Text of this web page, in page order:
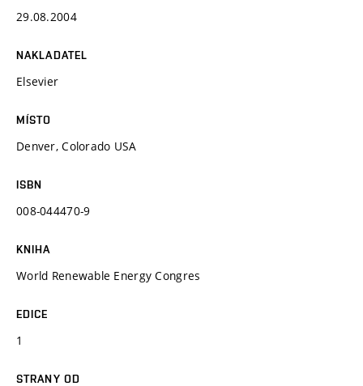
29.08.2004
NAKLADATEL
Elsevier
MÍSTO
Denver, Colorado USA
ISBN
008-044470-9
KNIHA
World Renewable Energy Congres
EDICE
1
STRANY OD